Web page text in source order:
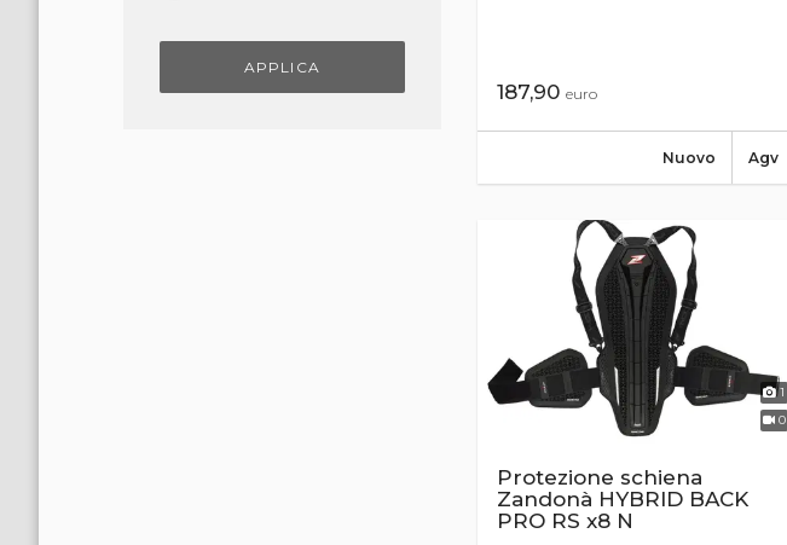
APPLICA
187,90 euro
Agv
Nuovo
1
0
Protezione schiena
Zandonà HYBRID BACK
PRO RS x8 N